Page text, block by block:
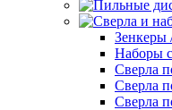
Зенкеры
Наборы
Сверла
Сверла
Сверла